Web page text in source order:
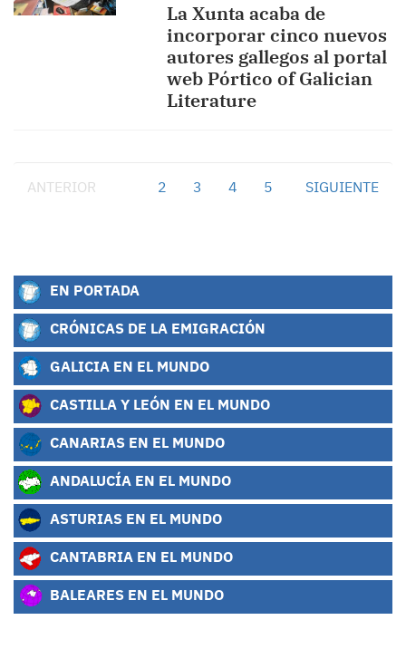
La Xunta acaba de
incorporar cinco nuevos
autores gallegos al portal
web Pórtico of Galician
Literature
ANTERIOR 2 3 4 5 SIGUIENTE
EN PORTADA
CRÓNICAS DE LA EMIGRACIÓN
GALICIA EN EL MUNDO
CASTILLA Y LEÓN EN EL MUNDO
CANARIAS EN EL MUNDO
ANDALUCÍA EN EL MUNDO
ASTURIAS EN EL MUNDO
CANTABRIA EN EL MUNDO
BALEARES EN EL MUNDO